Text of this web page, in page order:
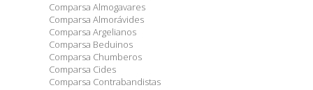
Comparsa Almogavares
Comparsa Almorávides
Comparsa Argelianos
Comparsa Beduinos
Comparsa Chumberos
Comparsa Cides
Comparsa Contrabandistas